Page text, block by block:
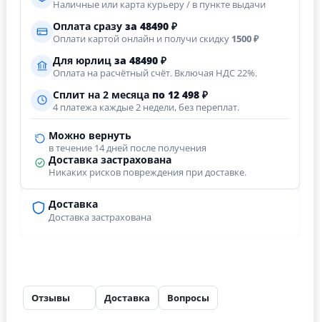
Доставка
Доставка застрахована
Наличные или карта курьеру / в пункте выдачи
Оплата сразу за 48490 ₽
Оплати картой онлайн и получи скидку 1500 ₽
Для юрлиц за 48490 ₽
Оплата на расчётный счёт. Включая НДС 22%.
Сплит на 2 месяца по 12 498 ₽
4 платежа каждые 2 недели, без переплат.
Можно вернуть
в течение 14 дней после получения
Доставка застрахована
Никаких рисков повреждения при доставке.
Отзывы Доставка Вопросы